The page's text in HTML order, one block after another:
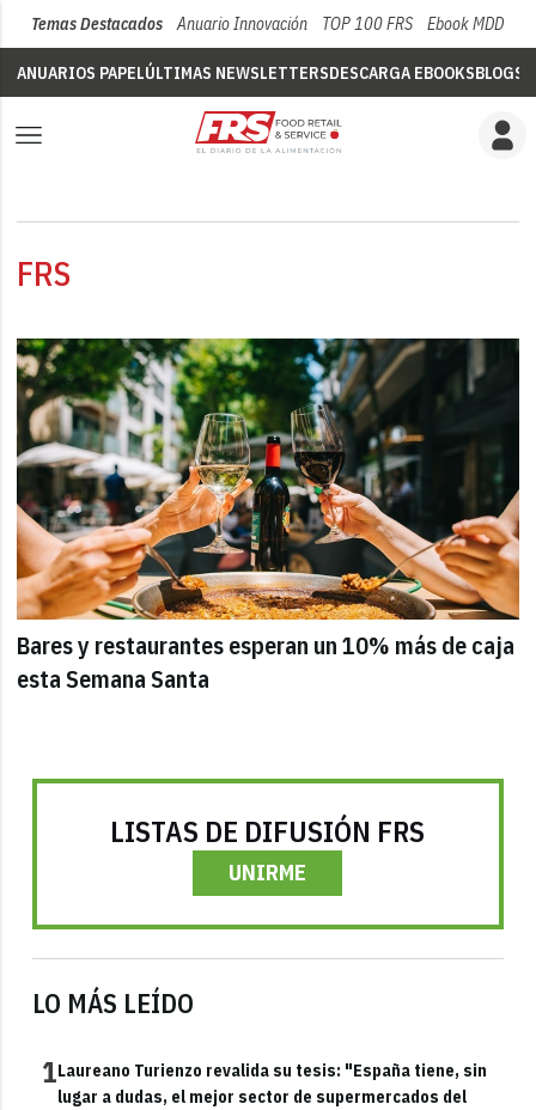
Temas Destacados Anuario Innovación TOP 100 FRS Ebook MDD
ANUARIOS PAPELÚLTIMAS NEWSLETTERSDESCARGA EBOOKSBLOGS
FRS
Bares y restaurantes esperan un 10% más de caja
esta Semana Santa
LISTAS DE DIFUSIÓN FRS
UNIRME
LO MÁS LEÍDO
1Laureano Turienzo revalida su tesis: "España tiene, sin
lugar a dudas, el mejor sector de supermercados del